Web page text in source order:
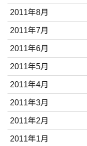
2011年8月
2011年7月
2011年6月
2011年5月
2011年4月
2011年3月
2011年2月
2011年1月